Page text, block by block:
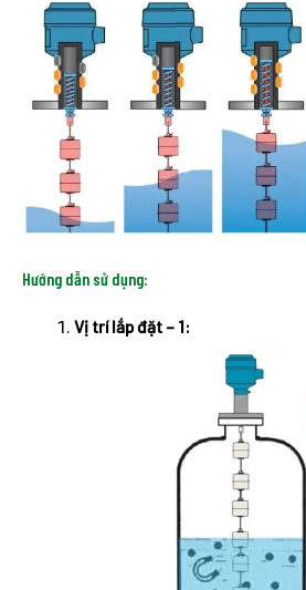
Hướng dẫn sử dụng:
Vị trí lắp đặt – 1: